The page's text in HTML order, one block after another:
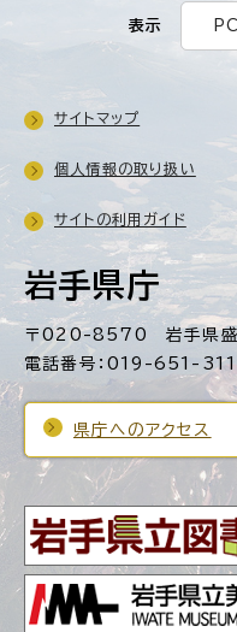
表示 PC
岩手県庁
〒020-8570 岩手県盛
電話番号：019-651-3111
県庁へのアクセス
サイトマップ
個人情報の取り扱い
サイトの利用ガイド